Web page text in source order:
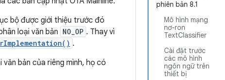
phiên bản 8.1
Mô hình mạng
nơ-ron
TextClassifier
Cài đặt trước
các mô hình
ngôn ngữ trên
thiết bị
bộ được giới thiệu trước đó
loại văn bản NO_OP . Thay vì
.
bản của riêng mình, họ có